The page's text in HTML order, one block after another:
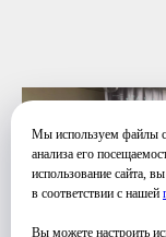
Мы используем файлы
анализа его
использование сайта,
в соответствии с нашей
Вы можете настроить